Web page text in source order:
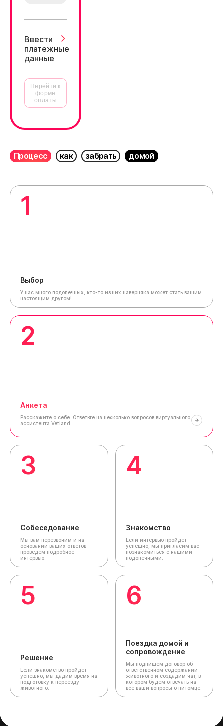
Ввести
платежные
данные
Перейти к
форме
оплаты
Процесс как забрать домой
1
Выбор
У нас много подопечных, кто-то из них наверняка может стать вашим
настоящим другом!
2
Анкета
Расскажите о себе. Ответьте на несколько вопросов виртуального
ассистента Vetland.
3
Собеседование
Мы вам перезвоним и на
основании ваших ответов
проведем подробное
интервью.
4
Знакомство
Если интервью пройдет
успешно, мы пригласим вас
познакомиться с нашими
подопечными.
5
Решение
Если знакомство пройдет
успешно, мы дадим время на
подготовку к переезду
животного.
6
Поездка домой и
сопровождение
Мы подпишем договор об
ответственном содержании
животного и создадим чат, в
котором будем отвечать на
все ваши вопросы о питомце.